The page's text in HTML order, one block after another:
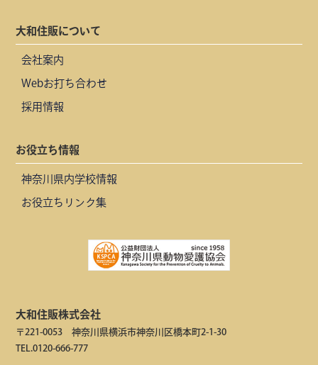
大和住販について
会社案内
Webお打ち合わせ
採用情報
お役立ち情報
神奈川県内学校情報
お役立ちリンク集
大和住販株式会社
〒221-0053 神奈川県横浜市神奈川区橋本町2-1-30
TEL.0120-666-777